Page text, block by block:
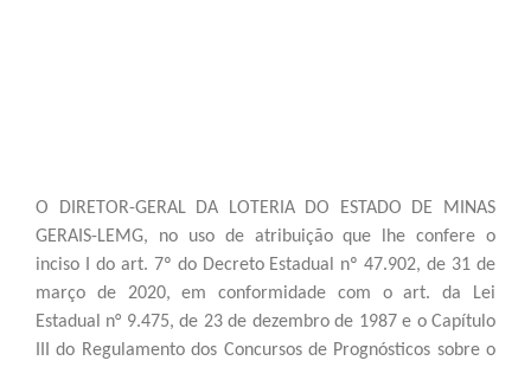
O DIRETOR-GERAL DA LOTERIA DO ESTADO DE MINAS
GERAIS-LEMG, no uso de atribuição que lhe confere o
inciso I do art. 7º do Decreto Estadual nº 47.902, de 31 de
março de 2020, em conformidade com o art. da Lei
Estadual n° 9.475, de 23 de dezembro de 1987 e o Capítulo
III do Regulamento dos Concursos de Prognósticos sobre o